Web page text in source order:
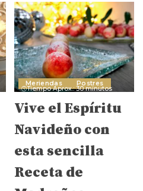
Meriendas Postres
Tiempo Aprox.: 30 minutos
Vive el Espíritu
Navideño con
esta sencilla
Receta de